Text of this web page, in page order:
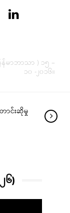
မာဘာသာ ) ၁၅ –
၁၀ -၂၀၁၆။
ာင်းဆိုမှု
၆)